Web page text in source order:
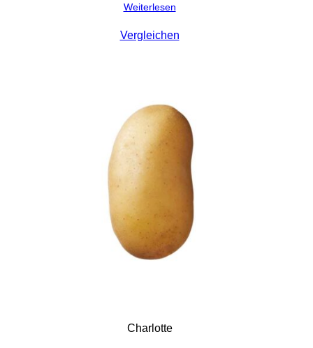
Weiterlesen
Vergleichen
Charlotte